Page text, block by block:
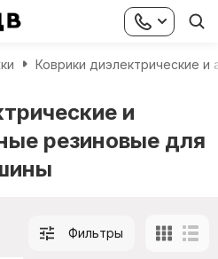
Коврики диэлектрические и
и
резиновые для
Фильтры